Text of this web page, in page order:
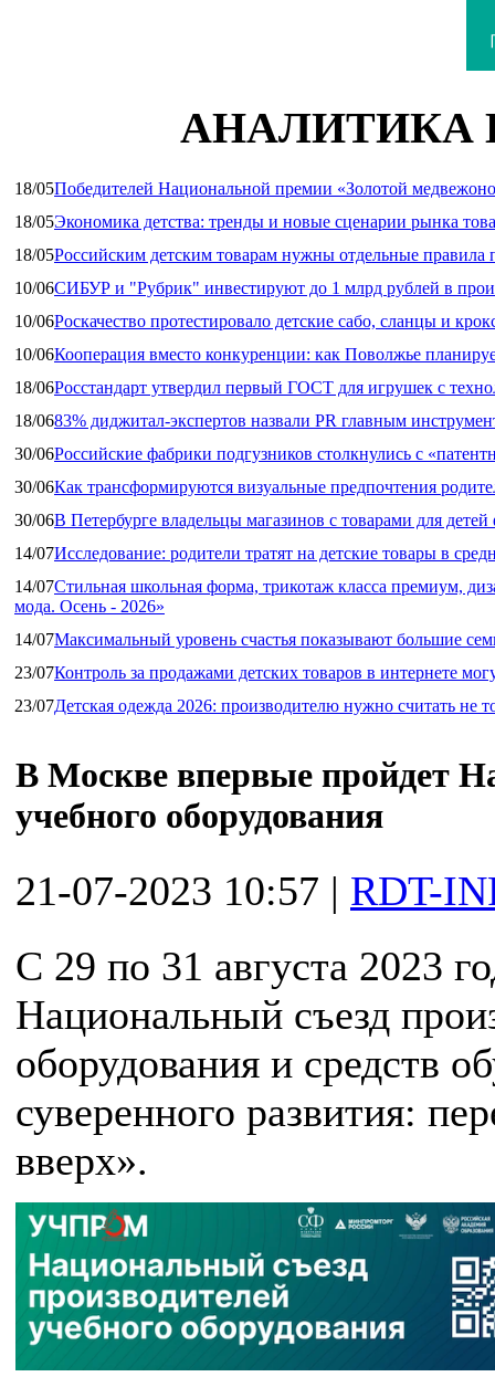
АНАЛИТИКА
18/05Победителей Национальной премии «Золотой
18/05Экономика детства: тренды и новые сценарии рынка
18/05Российским детским товарам нужны отдельные правила
10/06СИБУР и "Рубрик" инвестируют до 1 млрд рублей в
10/06Роскачество протестировало детские сабо, сланцы и
10/06Кооперация вместо конкуренции: как Поволжье
18/06Росстандарт утвердил первый ГОСТ для игрушек с
18/0683% диджитал‑экспертов назвали PR главным
30/06Российские фабрики подгузников столкнулись с
30/06Как трансформируются визуальные предпочтения
30/06В Петербурге владельцы магазинов с товарами для
14/07Исследование: родители тратят на детские товары в
14/07Стильная школьная форма, трикотаж класса премиум,
мода. Осень - 2026»
14/07Максимальный уровень счастья показывают большие
23/07Контроль за продажами детских товаров в интернете
23/07Детская одежда 2026: производителю нужно считать не
В Москве впервые пройдет
учебного оборудования
21-07-2023 10:57 | RDT-
С 29 по 31 августа 2023
Национальный съезд
оборудования и средств
суверенного развития:
вверх».